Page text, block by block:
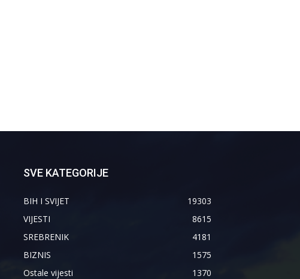
SVE KATEGORIJE
BIH I SVIJET
19303
VIJESTI
8615
SREBRENIK
4181
BIZNIS
1575
Ostale vijesti
1370